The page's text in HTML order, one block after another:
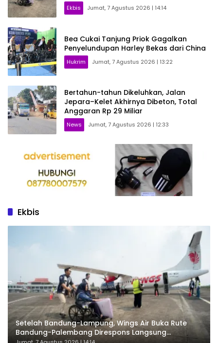
Ekbis Jumat, 7 Agustus 2026 | 14:14
Bea Cukai Tanjung Priok Gagalkan
Penyelundupan Harley Bekas dari China
Hukrim Jumat, 7 Agustus 2026 | 13:22
Bertahun-tahun Dikeluhkan, Jalan
Jepara–Kelet Akhirnya Dibeton, Total
Anggaran Rp 29 Miliar
News Jumat, 7 Agustus 2026 | 12:33
Ekbis
Setelah Bandung-Lampung, Wings Air Buka Rute
Bandung-Palembang Direspons Langsung